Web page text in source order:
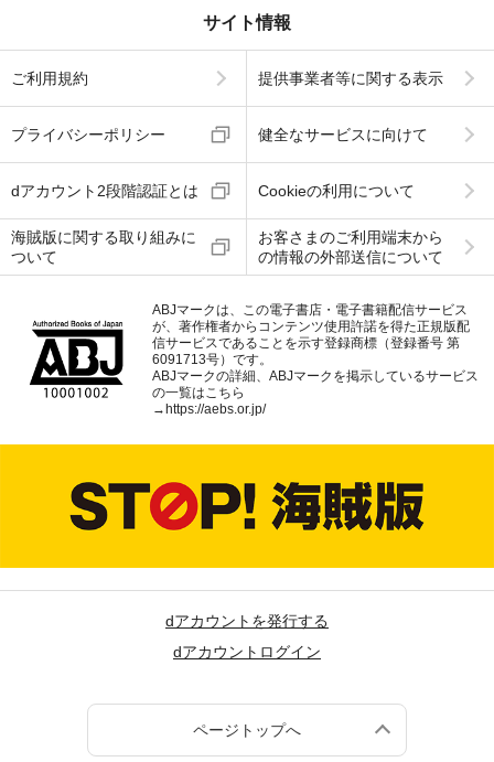
サイト情報
ご利用規約 提供事業者等に関する表示
プライバシーポリシー 健全なサービスに向けて
dアカウント2段階認証とは Cookieの利用について
海賊版に関する取り組みに
ついて
お客さまのご利用端末から
の情報の外部送信について
ABJマークは、この電子書店・電子書籍配信サービス
が、著作権者からコンテンツ使用許諾を得た正規版配
信サービスであることを示す登録商標（登録番号 第
6091713号）です。
ABJマークの詳細、ABJマークを掲示しているサービス
の一覧はこちら
→https://aebs.or.jp/
dアカウントを発行する
dアカウントログイン
ページトップへ